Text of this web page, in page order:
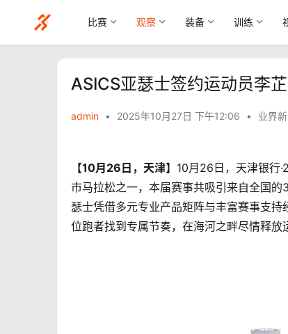
比赛 观察 装备 训练
ASICS亚瑟士签约运动员李
admin • 2025年10月27日 下午12:06 • 业界
【10月 26 日，天津】 10月26日，天津银行
市马拉松之一，本届赛事共吸引来自全国
瑟士凭借多元专业产品矩阵与丰富赛事支
位跑者找到专属节奏，在海河之畔尽情释放